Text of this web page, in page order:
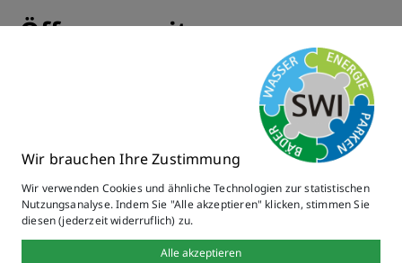
Öffnungszeiten
08:00 Uhr – 12:00 Uhr
14:00 Uhr – 16:00 Uhr
Dienstag
Wir brauchen Ihre Zustimmung
Wir verwenden Cookies und ähnliche Technologien zur statistischen
Nutzungsanalyse. Indem Sie "Alle akzeptieren" klicken, stimmen Sie
diesen (jederzeit widerruflich) zu.
Alle akzeptieren